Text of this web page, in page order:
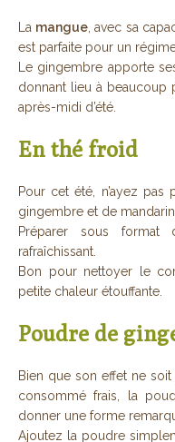
La mangue , avec sa
est parfaite pour un
Le gingembre apporte
donnant lieu à beaucoup
après-midi d’été.
En thé froid
Pour cet été, n’ayez pas
gingembre et de
Préparer sous
rafraîchissant.
Bon pour nettoyer le
petite chaleur étouffante.
Poudre de
Bien que son effet ne
consommé frais, la
donner une forme
Ajoutez la poudre